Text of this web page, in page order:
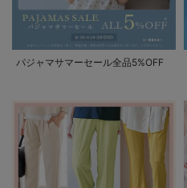
パジャマサマーセール全品5%OFF